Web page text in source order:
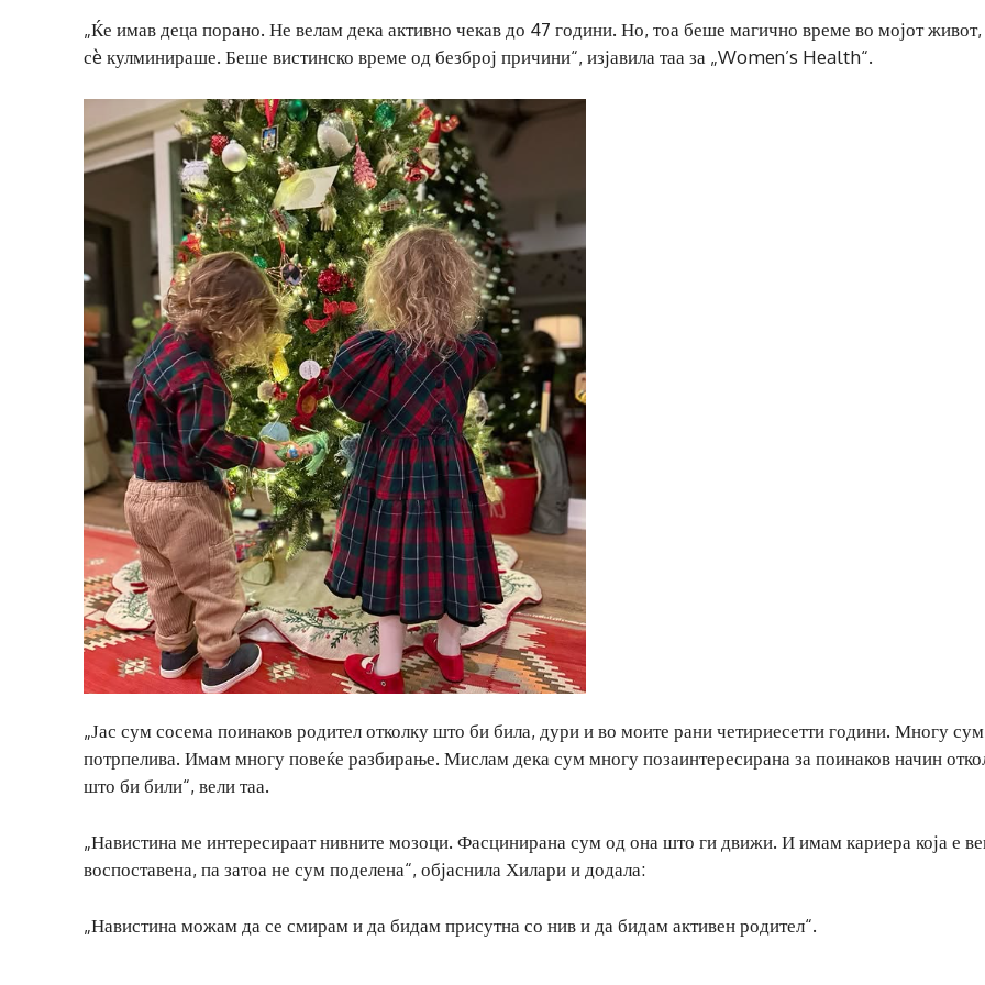
„Ќе имав деца порано. Не велам дека активно чекав до 47 години. Но, тоа беше магично време во мојот живот,
сè кулминираше. Беше вистинско време од безброј причини“, изјавила таа за „Women’s Health“.
„Јас сум сосема поинаков родител отколку што би била, дури и во моите рани четириесетти години. Многу сум
потрпелива. Имам многу повеќе разбирање. Мислам дека сум многу позаинтересирана за поинаков начин
што би били“, вели таа.
„Навистина ме интересираат нивните мозоци. Фасцинирана сум од она што ги движи. И имам кариера која е
воспоставена, па затоа не сум поделена“, објаснила Хилари и додала:
„Навистина можам да се смирам и да бидам присутна со нив и да бидам активен родител“.